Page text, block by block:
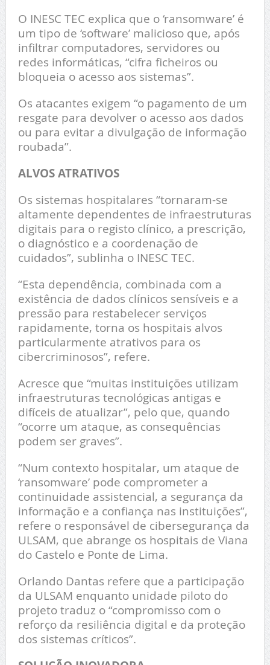
O INESC TEC explica que o ‘ransomware’ é
um tipo de ‘software’ malicioso que, após
infiltrar computadores, servidores ou
redes informáticas, “cifra ficheiros ou
bloqueia o acesso aos sistemas”.
Os atacantes exigem “o pagamento de um
resgate para devolver o acesso aos dados
ou para evitar a divulgação de informação
roubada”.
ALVOS ATRATIVOS
Os sistemas hospitalares “tornaram-se
altamente dependentes de infraestruturas
digitais para o registo clínico, a prescrição,
o diagnóstico e a coordenação de
cuidados”, sublinha o INESC TEC.
“Esta dependência, combinada com a
existência de dados clínicos sensíveis e a
pressão para restabelecer serviços
rapidamente, torna os hospitais alvos
particularmente atrativos para os
cibercriminosos”, refere.
Acresce que “muitas instituições utilizam
infraestruturas tecnológicas antigas e
difíceis de atualizar”, pelo que, quando
“ocorre um ataque, as consequências
podem ser graves”.
“Num contexto hospitalar, um ataque de
‘ransomware’ pode comprometer a
continuidade assistencial, a segurança da
informação e a confiança nas instituições”,
refere o responsável de cibersegurança da
ULSAM, que abrange os hospitais de Viana
do Castelo e Ponte de Lima.
Orlando Dantas refere que a participação
da ULSAM enquanto unidade piloto do
projeto traduz o “compromisso com o
reforço da resiliência digital e da proteção
dos sistemas críticos”.